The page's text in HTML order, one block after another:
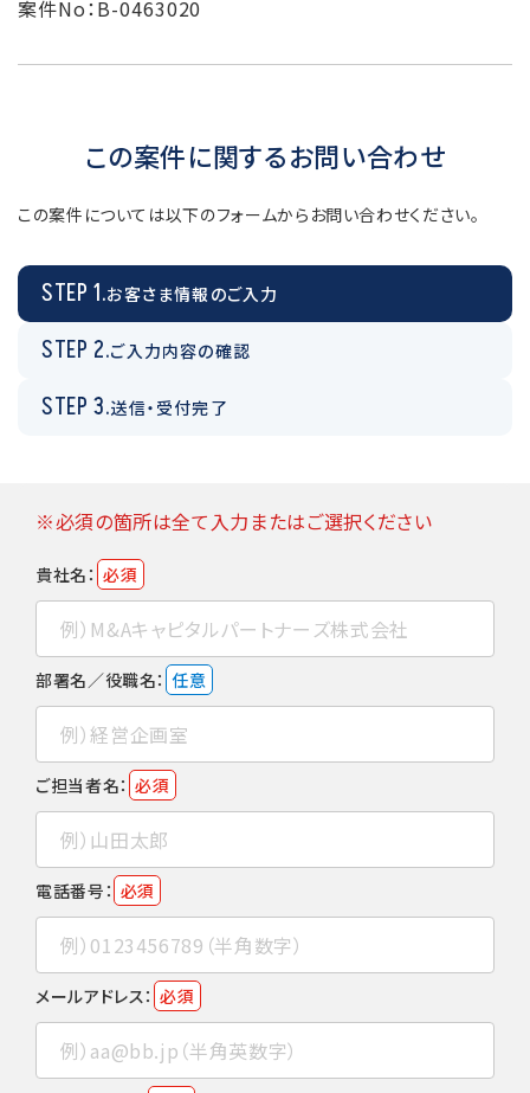
案件No：B-0463020
この案件に関するお問い合わせ
この案件については以下のフォームからお問い合わせください。
STEP 1.お客さま情報のご入力
STEP 2.ご入力内容の確認
STEP 3.送信・受付完了
※必須の箇所は全て入力またはご選択ください
貴社名： 必須
部署名／役職名： 任意
ご担当者名： 必須
電話番号： 必須
メールアドレス： 必須